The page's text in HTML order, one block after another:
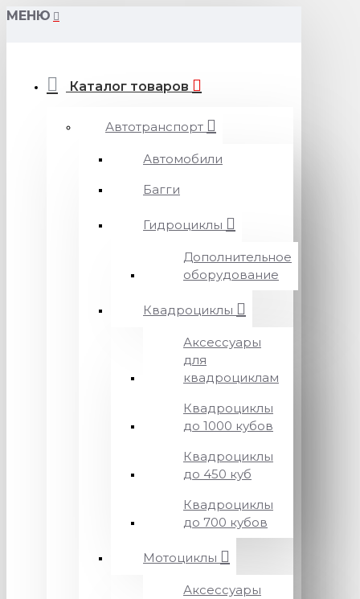
МЕНЮ
Каталог товаров
Автотранспорт
Автомобили
Багги
Гидроциклы
Дополнительное
оборудование
Квадроциклы
Аксессуары
для
квадроциклам
Квадроциклы
до 1000 кубов
Квадроциклы
до 450 куб
Квадроциклы
до 700 кубов
Мотоциклы
Аксессуары